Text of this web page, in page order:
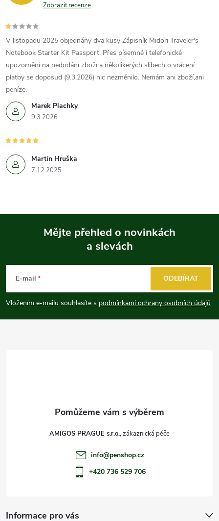
Zobrazit recenze
Marek Plachky
9.3.2026
V listopadu 2025 objednány dva kusy Zápisník Midori Traveler's
Notebook Starter Kit Passport. Přes písemné i telefonické
upozornění na nedodání zboží a několikerých slibech o vrácení
platby se doposud (9.3.2026) nic nezměnilo. Nemám ani zboží,ani
peníze.
Martin Hruška
7.12.2025
p
a
Mějte přehled o novinkách
a slevách
E-mail
Vložením e-mailu souhlasíte s podmínkami ochrany osobních údajů
ODEBÍRAT
Informace pro vás
AMIGOS PRAGUE s.r.o.
info@penshop.cz
+420 736 529 706